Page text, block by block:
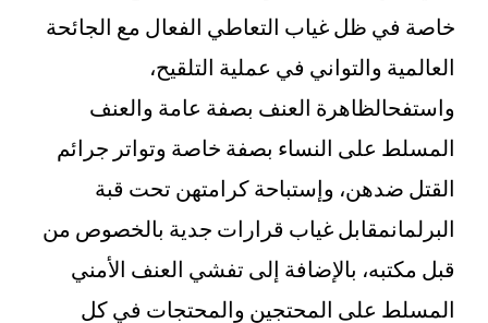
خاصة في ظل غياب التعاطي الفعال مع الجائحة
العالمية والتواني في عملية التلقيح،
واستفحالظاهرة العنف بصفة عامة والعنف
المسلط على النساء بصفة خاصة وتواتر جرائم
القتل ضدهن، وإستباحة كرامتهن تحت قبة
البرلمانمقابل غياب قرارات جدية بالخصوص من
قبل مكتبه، بالإضافة إلى تفشي العنف الأمني
المسلط على المحتجين والمحتجات في كل